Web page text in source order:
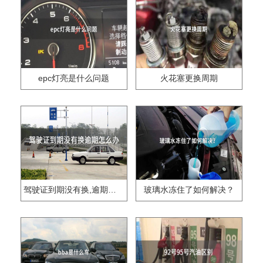
epc灯亮是什么问题 火花塞更换周期
驾驶证到期没有换,逾期怎么办?? 玻璃水冻住了如何解决？